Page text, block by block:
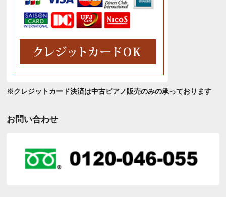
※クレジットカード決済は中古ピアノ販売のみの承っております
お問い合わせ